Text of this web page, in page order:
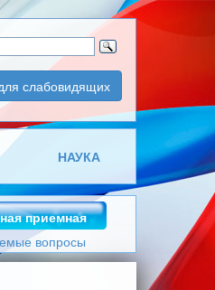
слабовидящих
НАУКА
приемная
вопросы